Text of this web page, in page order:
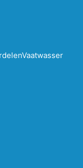
Vaatwasser